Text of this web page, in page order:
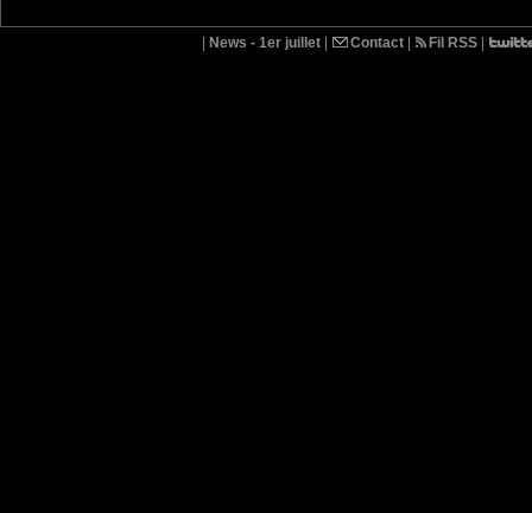
News - 1er juillet Contact Fil RSS